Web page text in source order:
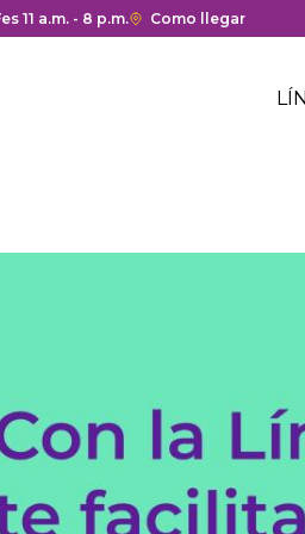
comercial.
11 a.m. - 8 p.m.Enlace
Como llegar